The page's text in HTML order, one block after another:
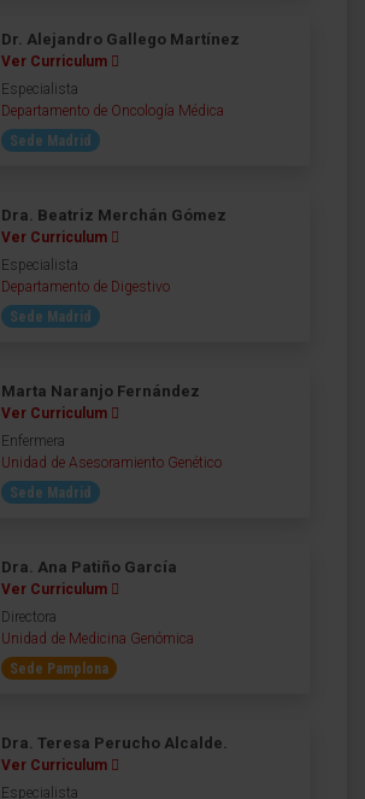
Dr. Alejandro Gallego Martínez
Ver Curriculum
Especialista
Departamento de Oncología Médica
Sede Madrid
Dra. Beatriz Merchán Gómez
Ver Curriculum
Especialista
Departamento de Digestivo
Sede Madrid
Marta Naranjo Fernández
Ver Curriculum
Enfermera
Unidad de Asesoramiento Genético
Sede Madrid
Dra. Ana Patiño García
Ver Curriculum
Directora
Unidad de Medicina Genómica
Sede Pamplona
Dra. Teresa Perucho Alcalde.
Ver Curriculum
Especialista